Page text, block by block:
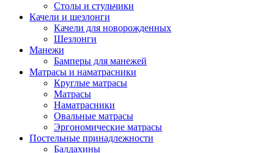
Столы и стульчики
Качели и шезлонги
Качели для новорожденных
Шезлонги
Манежи
Бамперы для манежей
Матрасы и наматрасники
Круглые матрасы
Матрасы
Наматрасники
Овальные матрасы
Эргономические матрасы
Постельные принадлежности
Балдахины